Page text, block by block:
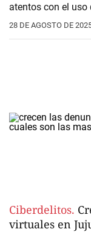
atentos con el uso
28 DE AGOSTO DE
Ciberdelitos.
virtuales en